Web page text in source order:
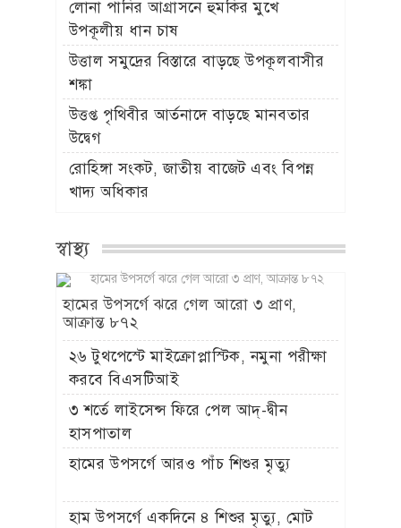
লোনা পানির আগ্রাসনে হুমকির মুখে
উপকূলীয় ধান চাষ
উত্তাল সমুদ্রের বিস্তারে বাড়ছে উপকূলবাসীর
শঙ্কা
উত্তপ্ত পৃথিবীর আর্তনাদে বাড়ছে মানবতার
উদ্বেগ
রোহিঙ্গা সংকট, জাতীয় বাজেট এবং বিপন্ন
খাদ্য অধিকার
স্বাস্থ্য
হামের উপসর্গে ঝরে গেল আরো ৩ প্রাণ,
আক্রান্ত ৮৭২
২৬ টুথপেস্টে মাইক্রোপ্লাস্টিক, নমুনা পরীক্ষা
করবে বিএসটিআই
৩ শর্তে লাইসেন্স ফিরে পেল আদ্-দ্বীন
হাসপাতাল
হামের উপসর্গে আরও পাঁচ শিশুর মৃত্যু
হাম উপসর্গে একদিনে ৪ শিশুর মৃত্যু, মোট